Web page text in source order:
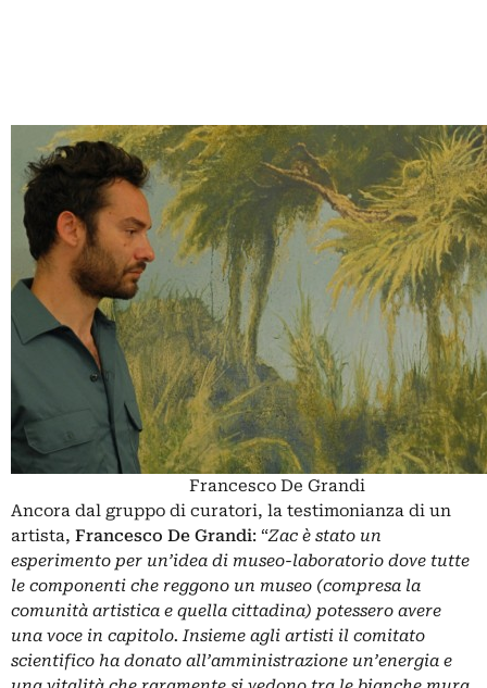
Francesco De Grandi
Ancora dal gruppo di curatori, la testimonianza di un
artista, Francesco De Grandi: “Zac è stato un
esperimento per un’idea di museo-laboratorio dove tutte
le componenti che reggono un museo (compresa la
comunità artistica e quella cittadina) potessero avere
una voce in capitolo. Insieme agli artisti il comitato
scientifico ha donato all’amministrazione un’energia e